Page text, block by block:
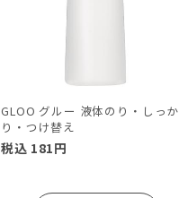
GLOO グルー 液体のり・しっか
り・つけ替え
税込 181円